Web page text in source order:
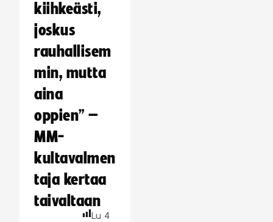
kiihkeästi,
joskus
rauhallisem
min, mutta
aina
oppien” –
MM-
kultavalmen
taja kertaa
taivaltaan
Lu 4